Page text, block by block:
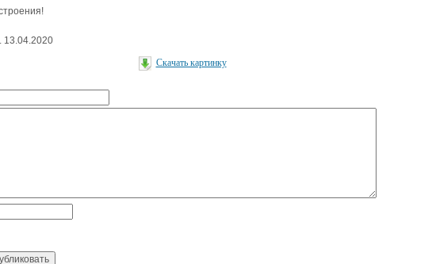
13.04.2020
Скачать картинку